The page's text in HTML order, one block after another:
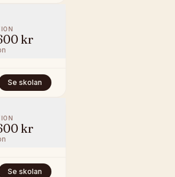
kr
Se skolan
kr
Se skolan